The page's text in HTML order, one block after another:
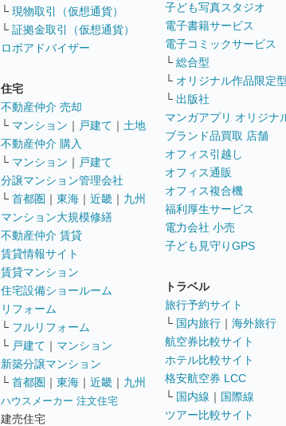
└ 現物取引（仮想通貨）
└ 証拠金取引（仮想通貨）
ロボアドバイザー
住宅
不動産仲介 売却
└ マンション ｜ 戸建て ｜ 土地
不動産仲介 購入
└ マンション ｜ 戸建て
分譲マンション管理会社
└ 首都圏 ｜ 東海 ｜ 近畿 ｜ 九州
マンション大規模修繕
不動産仲介 賃貸
賃貸情報サイト
賃貸マンション
住宅設備ショールーム
リフォーム
└ フルリフォーム
└ 戸建て ｜ マンション
新築分譲マンション
└ 首都圏 ｜ 東海 ｜ 近畿 ｜ 九州
ハウスメーカー 注文住宅
建売住宅
子ども写真スタジオ
電子書籍サービス
電子コミックサービス
└ 総合型
└ オリジナル作品限定型
└ 出版社
マンガアプリ オリジナ
ブランド品買取 店舗
オフィス引越し
オフィス通販
オフィス複合機
福利厚生サービス
電力会社 小売
子ども見守りGPS
トラベル
旅行予約サイト
└ 国内旅行 ｜ 海外旅行
航空券比較サイト
ホテル比較サイト
格安航空券 LCC
└ 国内線 ｜ 国際線
ツアー比較サイト